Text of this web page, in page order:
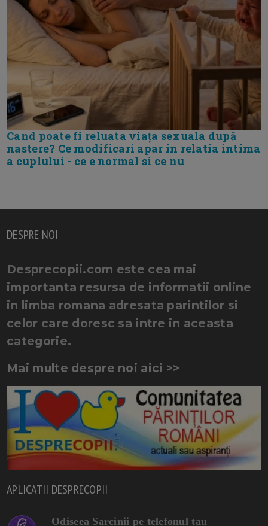
Cand poate fi reluata viața sexuala după
nastere? Ce modificari apar in relatia intima
a cuplului - ce e normal si ce nu
DESPRE NOI
Desprecopii.com este cea mai
importanta resursa de informatii online
in limba romana adresata parintilor si
celor care doresc sa intre in aceasta
categorie.
Mai multe despre noi aici >>
APLICATII DESPRECOPII
Odiseea Sarcinii pe telefonul tau